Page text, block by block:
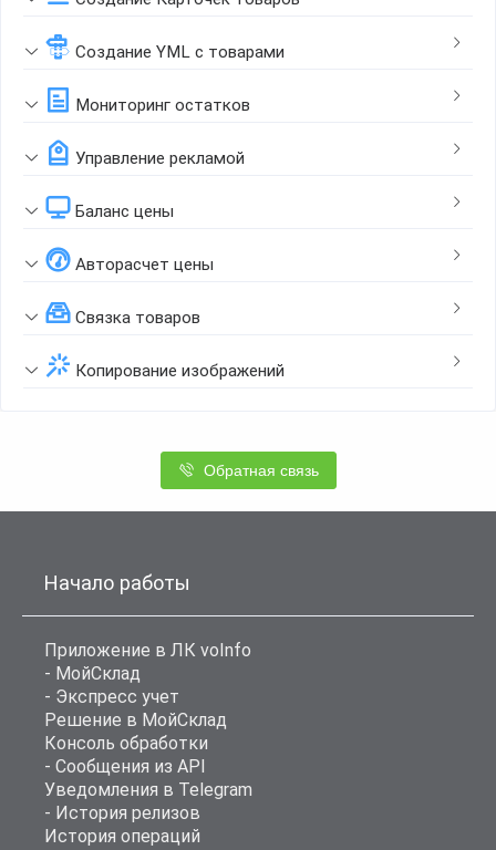
Создание YML с товарами
Мониторинг остатков
Управление рекламой
Баланс цены
Авторасчет цены
Связка товаров
Копирование изображений
Обратная связь
Начало работы
Приложение в ЛК voInfo
- МойСклад
- Экспресс учет
Решение в МойСклад
Консоль обработки
- Сообщения из API
Уведомления в Telegram
- История релизов
История операций